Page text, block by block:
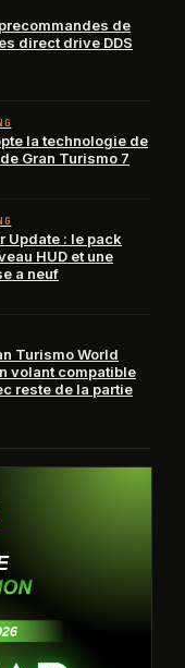
de
direct drive DDS
la technologie de
Gran Turismo 7
Update : le pack
HUD et une
a neuf
Turismo World
volant compatible
reste de la partie